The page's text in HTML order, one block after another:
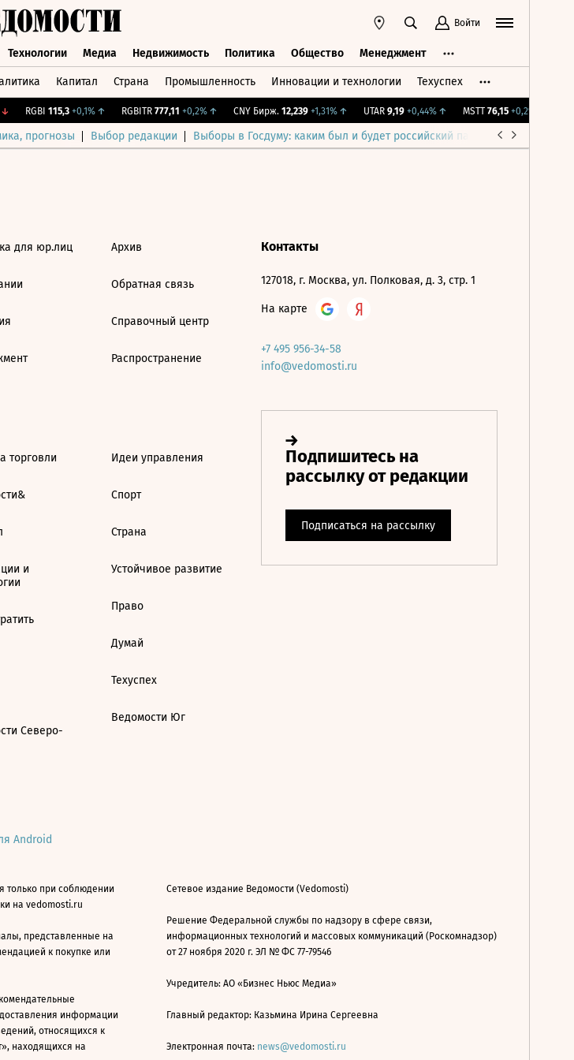
Войти
Технологии Медиа Недвижимость Политика Общество Менеджмент
Капитал Страна Промышленность Инновации и технологии Техуспех
RGBI 115,3 +0,1%↑ RGBITR 777,11 +0,2%↑ CNY Бирж. 12,239 +1,31%↑ UTAR 9,19 +0,44%↑ MSTT 76,15 +0,2%
прогнозы Выбор редакции Выборы в Госдуму: каким был и будет российский парламент
для юр.лиц Архив
Обратная связь
Справочный центр
Распространение
торговли
и
Северо-
Идеи управления
Спорт
Страна
Устойчивое развитие
Право
Думай
Техуспех
Ведомости Юг
Контакты
127018, г. Москва, ул. Полковая, д. 3, стр. 1
На карте
+7 495 956-34-58
info@vedomosti.ru
Android
только при соблюдении
на vedomosti.ru
представленные на
к покупке или
информации
относящихся к
находящихся на
Сетевое издание Ведомости (Vedomosti)
Решение Федеральной службы по надзору в сфере связи,
информационных технологий и массовых коммуникаций (Роскомнадзор)
от 27 ноября 2020 г. ЭЛ № ФС 77-79546
Учредитель: АО «Бизнес Ньюс Медиа»
Главный редактор: Казьмина Ирина Сергеевна
Электронная почта: news@vedomosti.ru